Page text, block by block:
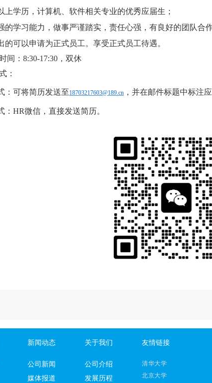
上学历，计算机、软件相关专业的优秀应届生；
的学习能力，做事严谨踏实，责任心强，有良好的团队合
的可以申请为正式员工。享受正式员工待遇。
间：8:30-17:30，双休
：
： 可将简历发送至18703217603@189.cn ，并在邮件标题中标注
： HR微信，直接发送简历。
新闻动态
公司新闻
媒体报道
关于我们
公司介绍
发展历程
友情链接
清华大学
北京大学